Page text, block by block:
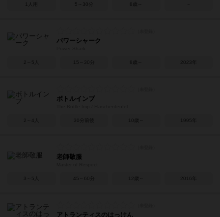
1人用 5～30分 8歳～
パワーシャーク
2～5人 15～30分 8歳～ 2023年
ボトルインプ
2～4人 30分前後 10歳～ 1995年
老師敬服
3～5人 45～60分 12歳～ 2016年
アトランティスのはっけん